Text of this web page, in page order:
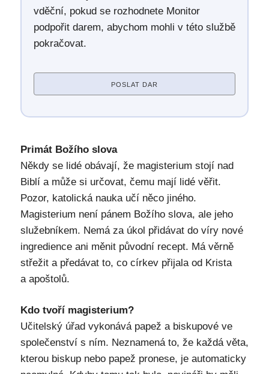
vděční, pokud se rozhodnete Monitor
podpořit darem, abychom mohli v této službě
pokračovat.
POSLAT DAR
Primát Božího slova
Někdy se lidé obávají, že magisterium stojí nad
Biblí a může si určovat, čemu mají lidé věřit.
Pozor, katolická nauka učí něco jiného.
Magisterium není pánem Božího slova, ale jeho
služebníkem. Nemá za úkol přidávat do víry nové
ingredience ani měnit původní recept. Má věrně
střežit a předávat to, co církev přijala od Krista
a apoštolů.
Kdo tvoří magisterium?
Učitelský úřad vykonává papež a biskupové ve
společenství s ním. Neznamená to, že každá věta,
kterou biskup nebo papež pronese, je automaticky